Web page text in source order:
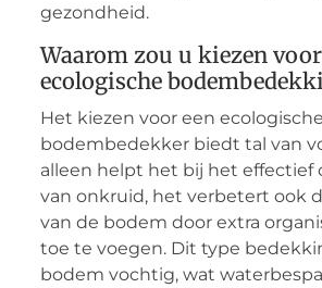
gezondheid.
Waarom zou u kiezen
ecologische
Het kiezen voor een ecologische
bodembedekker biedt tal van
alleen helpt het bij het effectief
van onkruid, het verbetert ook
van de bodem door extra
toe te voegen. Dit type
bodem vochtig, wat